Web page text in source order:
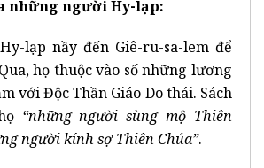
những người Hy-lạp:
lạp nầy đến Giê-ru-sa-lem để
họ thuộc vào số những lương
với Độc Thần Giáo Do thái. Sách
“những người sùng mộ Thiên
người kính sợ Thiên Chúa”.